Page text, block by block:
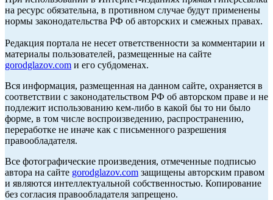
на ресурс обязательна, в противном случае будут применены
нормы законодательства РФ об авторских и смежных правах.
Редакция портала не несет ответственности за комментарии и
материалы пользователей, размещенные на сайте
gorodglazov.com и его субдоменах.
Вся информация, размещенная на данном сайте, охраняется в
соответствии с законодательством РФ об авторском праве и не
подлежит использованию кем-либо в какой бы то ни было
форме, в том числе воспроизведению, распространению,
переработке не иначе как с письменного разрешения
правообладателя.
Все фотографические произведения, отмеченные подписью
автора на сайте gorodglazov.com защищены авторским правом
и являются интеллектуальной собственностью. Копирование
без согласия правообладателя запрещено.